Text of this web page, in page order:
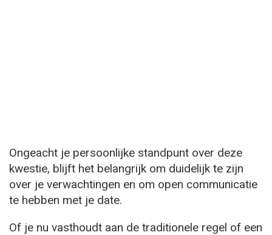
Ongeacht je persoonlijke standpunt over deze
kwestie, blijft het belangrijk om duidelijk te zijn
over je verwachtingen en om open communicatie
te hebben met je date.
Of je nu vasthoudt aan de traditionele regel of een